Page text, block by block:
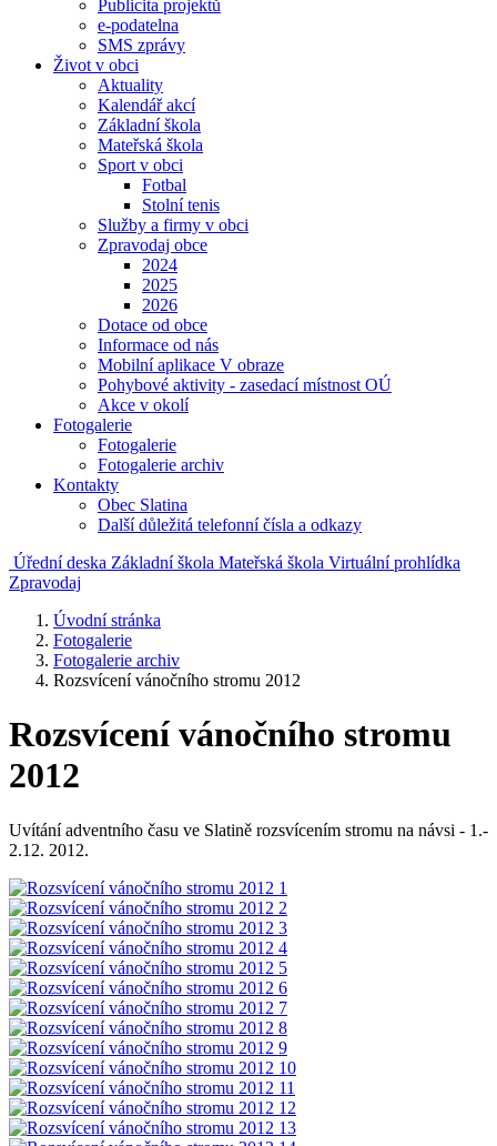
Publicita projektů
e-podatelna
SMS zprávy
Život v obci
Aktuality
Kalendář akcí
Základní škola
Mateřská škola
Sport v obci
Fotbal
Stolní tenis
Služby a firmy v obci
Zpravodaj obce
2024
2025
2026
Dotace od obce
Informace od nás
Mobilní aplikace V obraze
Pohybové aktivity - zasedací místnost OÚ
Akce v okolí
Fotogalerie
Fotogalerie
Fotogalerie archiv
Kontakty
Obec Slatina
Další důležitá telefonní čísla a odkazy
Úřední deska Základní škola Mateřská škola Virtuální prohlídka
Zpravodaj
Úvodní stránka
Fotogalerie
Fotogalerie archiv
Rozsvícení vánočního stromu 2012
Rozsvícení vánočního stromu
2012
Uvítání adventního času ve Slatině rozsvícením stromu na návsi - 1.-
2.12. 2012.